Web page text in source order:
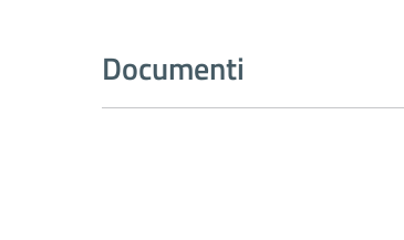
Documenti